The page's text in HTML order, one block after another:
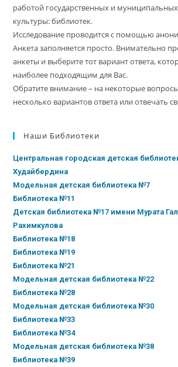
работой государственных и
культуры: библиотек.
Исследование проводится с помощью
Анкета заполняется просто. Внимательно
анкеты и выберите тот вариант ответа,
наиболее подходящим для Вас.
Обратите внимание – на некоторые
несколько вариантов ответа или отвечать
Наши Библиотеки
Центральная городская детская
Худайбердина
Модельная детская библиотека №7
Библиотека №11
Детская библиотека №17 имени Мурата
Рахимкулова
Библиотека №18
Библиотека №19
Библиотека №21
Модельная детская библиотека №22
Библиотека №28
Модельная детская библиотека №30
Библиотека №33
Библиотека №34
Модельная детская библиотека №38
Библиотека №39